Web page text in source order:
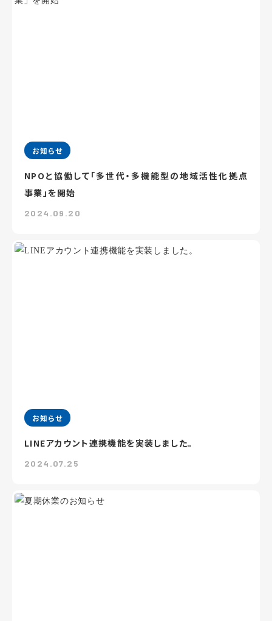
お知らせ
NPOと協働して「多世代・多機能型の地域活性化拠点
事業」を開始
2024.09.20
お知らせ
LINEアカウント連携機能を実装しました。
2024.07.25